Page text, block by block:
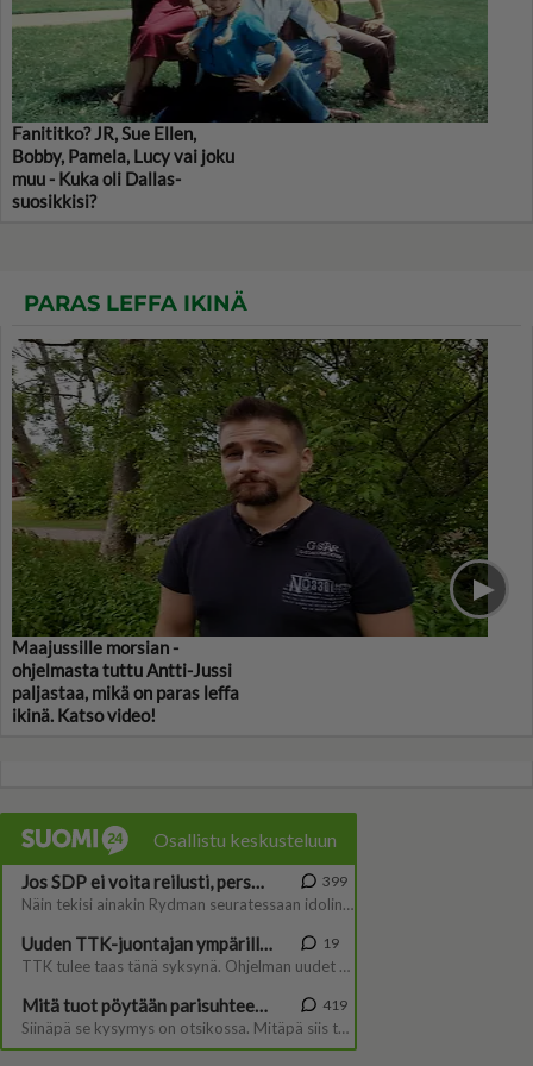
Fanititko? JR, Sue Ellen,
Bobby, Pamela, Lucy vai joku
muu - Kuka oli Dallas-
suosikkisi?
PARAS LEFFA IKINÄ
Maajussille morsian -
ohjelmasta tuttu Antti-Jussi
paljastaa, mikä on paras leffa
ikinä. Katso video!